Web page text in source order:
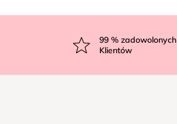
p
99% zadowolonych
Klientów